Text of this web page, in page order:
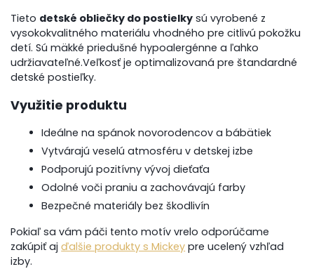
Tieto detské obliečky do postielky sú vyrobené z
vysokokvalitného materiálu vhodného pre citlivú pokožku
detí. Sú mäkké priedušné hypoalergénne a ľahko
udržiavateľné.Veľkosť je optimalizovaná pre štandardné
detské postieľky.
Využitie produktu
Ideálne na spánok novorodencov a bábätiek
Vytvárajú veselú atmosféru v detskej izbe
Podporujú pozitívny vývoj dieťaťa
Odolné voči praniu a zachovávajú farby
Bezpečné materiály bez škodlivín
Pokiaľ sa vám páči tento motív vrelo odporúčame
zakúpiť ajďalšie produkty s Mickey pre ucelený vzhľad
izby.